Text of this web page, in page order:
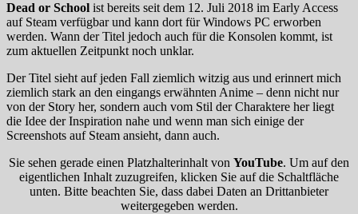
Dead or School ist bereits seit dem 12. Juli 2018 im Early Access
auf Steam verfügbar und kann dort für Windows PC erworben
werden. Wann der Titel jedoch auch für die Konsolen kommt, ist
zum aktuellen Zeitpunkt noch unklar.
Der Titel sieht auf jeden Fall ziemlich witzig aus und erinnert mich
ziemlich stark an den eingangs erwähnten Anime – denn nicht nur
von der Story her, sondern auch vom Stil der Charaktere her liegt
die Idee der Inspiration nahe und wenn man sich einige der
Screenshots auf Steam ansieht, dann auch.
Sie sehen gerade einen Platzhalterinhalt von YouTube. Um auf den
eigentlichen Inhalt zuzugreifen, klicken Sie auf die Schaltfläche
unten. Bitte beachten Sie, dass dabei Daten an Drittanbieter
weitergegeben werden.